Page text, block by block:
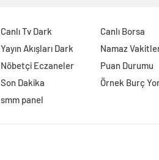
Canlı Tv Dark
Yayın Akışları Dark
Nöbetçi Eczaneler
Son Dakika
smm panel
Canlı Borsa
Namaz
Puan Durumu
Örnek Burç